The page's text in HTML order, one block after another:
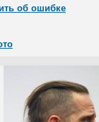
об ошибке